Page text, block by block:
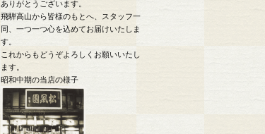
ありがとうございます。
飛騨高山から皆様のもとへ、スタッフ一
同、一つ一つ心を込めてお届けいたしま
す。
これからもどうぞよろしくお願いいたし
ます。
昭和中期の当店の様子